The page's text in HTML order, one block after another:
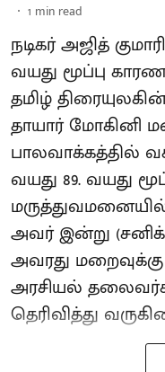
1 min read
நடிகர் அஜித்
வயது மூப்பு
தமிழ்
தாயார்
பாலவாக்கத்தில்
வயது 89. வயது
அவர் இன்று
அவரது
அரசியல்
தெரிவித்து